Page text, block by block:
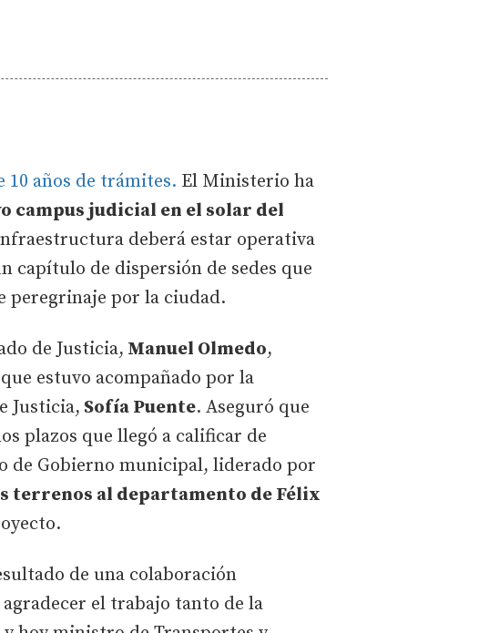
10 años de trámites. El Ministerio ha
campus judicial en el solar del
deberá estar operativa
capítulo de dispersión de sedes que
peregrinaje por la ciudad.
de Justicia, Manuel Olmedo,
estuvo acompañado por la
Justicia, Sofía Puente. Aseguró que
plazos que llegó a calificar de
de Gobierno municipal, liderado por
terrenos al departamento de Félix
de una colaboración
el trabajo tanto de la